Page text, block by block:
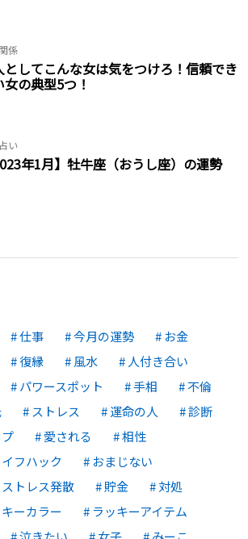
係
としてこんな女は気をつけろ！信頼でき
女の典型5つ！
い
年1月】牡牛座（おうし座）の運勢
仕事 今月の運勢
お金
復縁 風水
人付き合い
パワースポット 手相
不倫
ストレス 運命の人
診断
愛される
相性
フハック
おまじない
ストレス発散 貯金
対処
ーカラー
ラッキーアイテム